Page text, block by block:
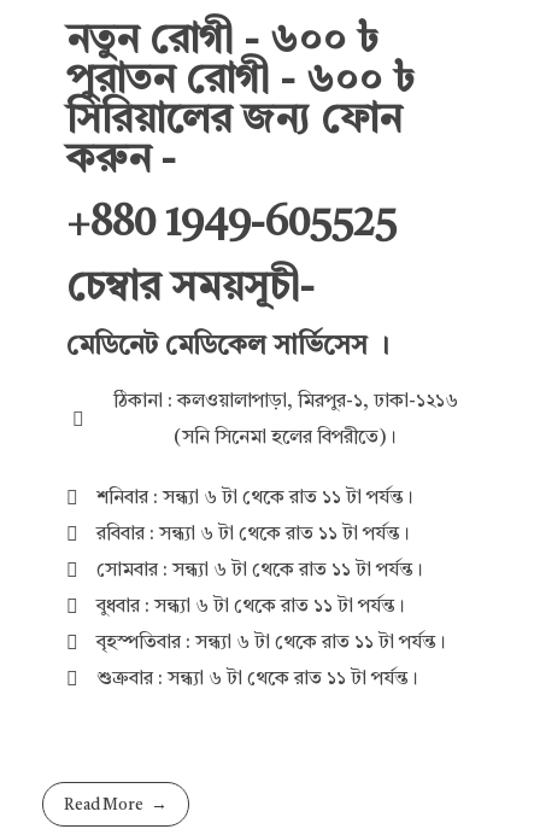
নতুন রোগী - ৬০০ ৳
পুরাতন রোগী - ৬০০ ৳
সিরিয়ালের জন্য ফোন
করুন -
+880 1949-605525
চেম্বার সময়সূচী-
মেডিনেট মেডিকেল সার্ভিসেস ।
ঠিকানা : কলওয়ালাপাড়া, মিরপুর-১, ঢাকা-১২১৬
(সনি সিনেমা হলের বিপরীতে)।
শনিবার : সন্ধ্যা ৬ টা থেকে রাত ১১ টা পর্যন্ত।
রবিবার : সন্ধ্যা ৬ টা থেকে রাত ১১ টা পর্যন্ত।
সোমবার : সন্ধ্যা ৬ টা থেকে রাত ১১ টা পর্যন্ত।
বুধবার : সন্ধ্যা ৬ টা থেকে রাত ১১ টা পর্যন্ত।
বৃহস্পতিবার : সন্ধ্যা ৬ টা থেকে রাত ১১ টা পর্যন্ত।
শুক্রবার : সন্ধ্যা ৬ টা থেকে রাত ১১ টা পর্যন্ত।
Read More